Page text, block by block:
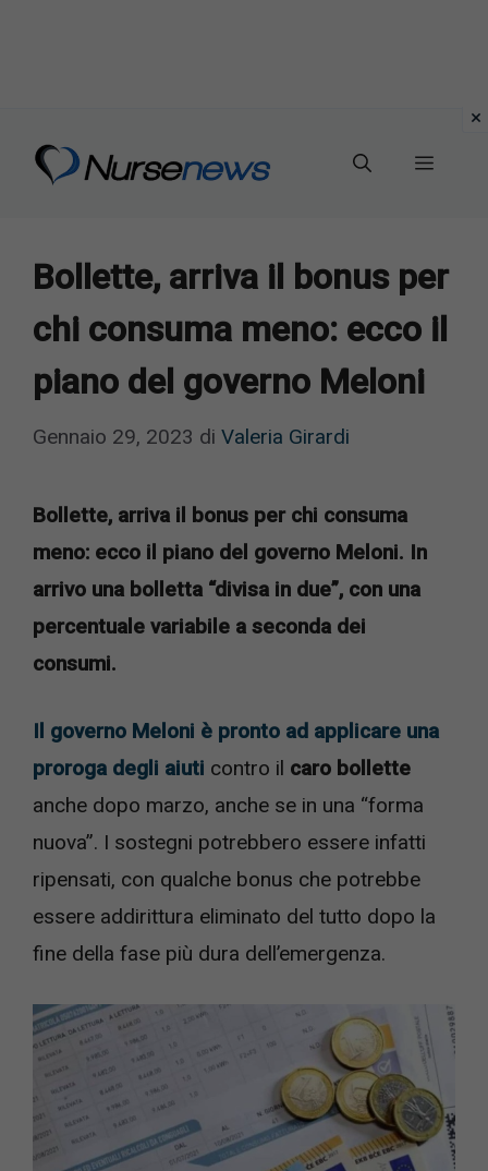
Menu
Bollette, arriva il bonus per
chi consuma meno: ecco il
piano del governo Meloni
Gennaio 29, 2023 di Valeria Girardi
Bollette, arriva il bonus per chi consuma
meno: ecco il piano del governo Meloni. In
arrivo una bolletta “divisa in due”, con una
percentuale variabile a seconda dei
consumi.
Il governo Meloni è pronto ad applicare una
proroga degli aiuti contro il caro bollette
anche dopo marzo, anche se in una “forma
nuova”. I sostegni potrebbero essere infatti
ripensati, con qualche bonus che potrebbe
essere addirittura eliminato del tutto dopo la
fine della fase più dura dell’emergenza.